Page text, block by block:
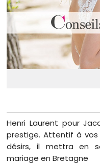
Henri Laurent pour
prestige. Attentif à
désirs, il mettra en
mariage en Bretagne